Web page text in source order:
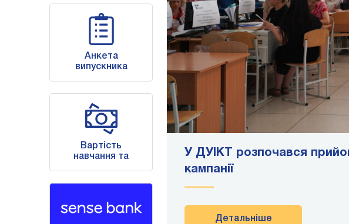
Анкета
випускника
Вартість
навчання та
У ДУІКТ розпочався
кампанії
Детальніше